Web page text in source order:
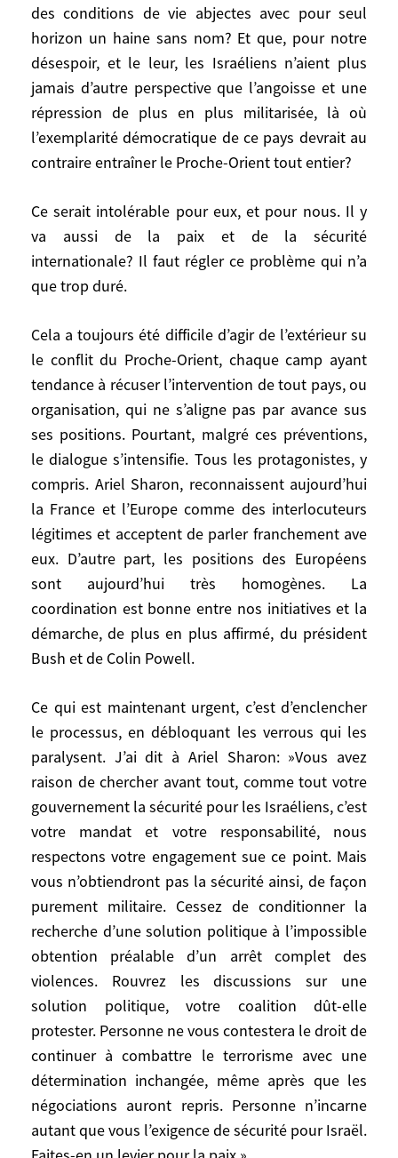
des conditions de vie abjectes avec pour seul
horizon un haine sans nom? Et que, pour notre
désespoir, et le leur, les Israéliens n’aient plus
jamais d’autre perspective que l’angoisse et une
répression de plus en plus militarisée, là où
l’exemplarité démocratique de ce pays devrait au
contraire entraîner le Proche-Orient tout entier?
Ce serait intolérable pour eux, et pour nous. Il y
va aussi de la paix et de la sécurité
internationale? Il faut régler ce problème qui n’a
que trop duré.
Cela a toujours été difficile d’agir de l’extérieur su
le conflit du Proche-Orient, chaque camp ayant
tendance à récuser l’intervention de tout pays, ou
organisation, qui ne s’aligne pas par avance sus
ses positions. Pourtant, malgré ces préventions,
le dialogue s’intensifie. Tous les protagonistes, y
compris. Ariel Sharon, reconnaissent aujourd’hui
la France et l’Europe comme des interlocuteurs
légitimes et acceptent de parler franchement ave
eux. D’autre part, les positions des Européens
sont aujourd’hui très homogènes. La
coordination est bonne entre nos initiatives et la
démarche, de plus en plus affirmé, du président
Bush et de Colin Powell.
Ce qui est maintenant urgent, c’est d’enclencher
le processus, en débloquant les verrous qui les
paralysent. J’ai dit à Ariel Sharon: »Vous avez
raison de chercher avant tout, comme tout votre
gouvernement la sécurité pour les Israéliens, c’est
votre mandat et votre responsabilité, nous
respectons votre engagement sue ce point. Mais
vous n’obtiendront pas la sécurité ainsi, de façon
purement militaire. Cessez de conditionner la
recherche d’une solution politique à l’impossible
obtention préalable d’un arrêt complet des
violences. Rouvrez les discussions sur une
solution politique, votre coalition dût-elle
protester. Personne ne vous contestera le droit de
continuer à combattre le terrorisme avec une
détermination inchangée, même après que les
négociations auront repris. Personne n’incarne
autant que vous l’exigence de sécurité pour Israël.
ou cachées s’emploient à étouffer dans
l’œuf toute reprise d’un processus de paix
et même à faire prévaloir le pire, comme
on l’a vu depuis la rencontre Pérès – Arafat
malgré leurs efforts; ou à exiger
délibérément des préalables irréalisables.
Sans doute. Mais peut-on se résigner à ce
notre honte, dans des conditions de vie
abjectes avec pour seul horizon un haine
sans nom? Et que, pour notre désespoir, et
le leur, les Israéliens n’aient plus jamais
répression de plus en plus militarisée, là
où l’exemplarité démocratique de ce pays
devrait au contraire entraîner le Proche-
Orient tout entier?
Ce serait intolérable pour eux, et pour
nous. Il y va aussi de la paix et de la
sécurité internationale? Il faut régler ce
problème qui n’a que trop duré.
Cela a toujours été difficile d’agir de
l’extérieur su le conflit du Proche-Orient,
chaque camp ayant tendance à récuser
l’intervention de tout pays, ou
organisation, qui ne s’aligne pas par
ces préventions, le dialogue s’intensifie.
Tous les protagonistes, y compris. Ariel
Sharon, reconnaissent aujourd’hui la
France et l’Europe comme des
interlocuteurs légitimes et acceptent de
parler franchement ave eux. D’autre part,
les positions des Européens sont
aujourd’hui très homogènes. La
coordination est bonne entre nos
initiatives et la démarche, de plus en plus
affirmé, du président Bush et de Colin
Powell.
Ce qui est maintenant urgent, c’est
d’enclencher le processus, en débloquant
les verrous qui les paralysent. J’ai dit à
Ariel Sharon: »Vous avez raison de
chercher avant tout, comme tout votre
gouvernement la sécurité pour les
Israéliens, c’est votre mandat et votre